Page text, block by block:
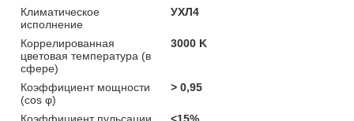
Климатическое
исполнение
УХЛ4
Коррелированная
цветовая температура (в
сфере)
3000 K
Коэффициент мощности
(cos φ)
> 0,95